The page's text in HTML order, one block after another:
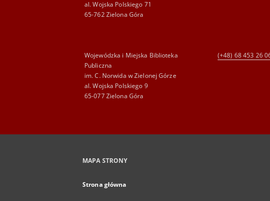
al. Wojska Polskiego 71
65-762 Zielona Góra
Wojewódzka i Miejska Biblioteka
Publiczna
im. C. Norwida w Zielonej Górze
al. Wojska Polskiego 9
65-077 Zielona Góra
(+48) 68 453 26
MAPA STRONY
Strona główna